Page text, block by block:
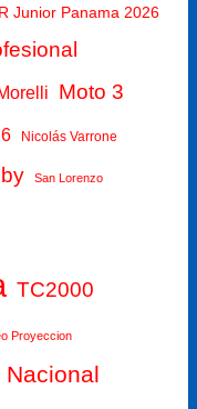
Junior Panama 2026
Moto 3
Nicolás Varrone
San Lorenzo
TC2000
Proyeccion
Nacional